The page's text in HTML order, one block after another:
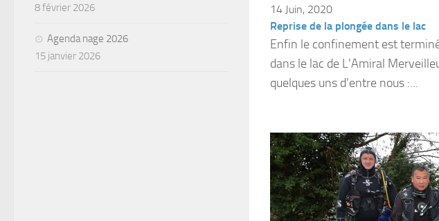
14 Juin, 2020
Reprise de la plongée dans le lac
Enfin le confinement est
dans le lac de L’Amiral
quelques uns d’entre nous :...
8 février 2026
Agenda nage 2026
15 janvier 2026